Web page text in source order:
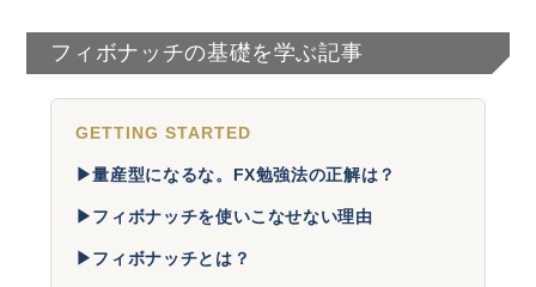
フィボナッチの基礎を学ぶ記事
GETTING STARTED
▶量産型になるな。FX勉強法の正解は？
▶フィボナッチを使いこなせない理由
▶フィボナッチとは？